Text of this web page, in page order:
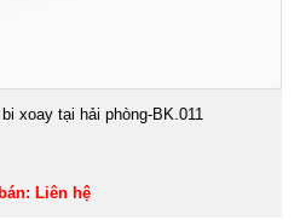
xoay tại hải phòng-BK.011
Liên hệ